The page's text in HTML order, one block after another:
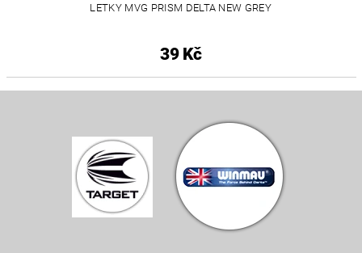
LETKY MVG PRISM DELTA NEW GREY
39 Kč